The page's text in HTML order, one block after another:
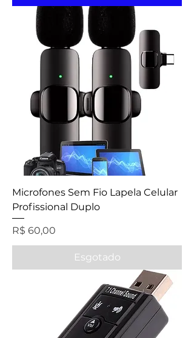
Microfones Sem Fio Lapela Celular
Profissional Duplo
Preço
R$ 60,00
Esgotado